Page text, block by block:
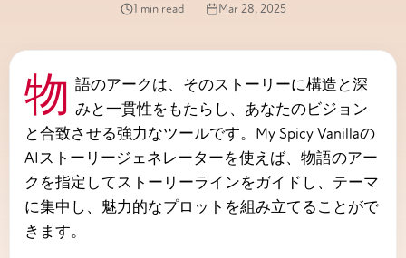
1 min read Mar 28, 2025
物語のアークは、そのストーリーに構造と深 みと一貫性をもたらし、あなたのビジョン
と合致させる強力なツールです。My Spicy Vanillaの
AIストーリージェネレーターを使えば、物語のアー
クを指定してストーリーラインをガイドし、テーマ
に集中し、魅力的なプロットを組み立てることがで
きます。